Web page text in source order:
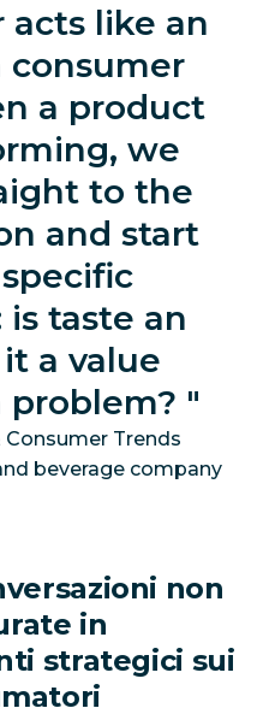
acts like an
consumer
a product
we
to the
and start
taste an
it a value
Consumer Trends
beverage company
non
in
strategici sui